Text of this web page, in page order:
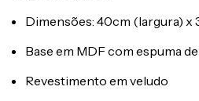
Dimensões: 40cm (largura) x
Base em MDF com espuma
Revestimento em veludo